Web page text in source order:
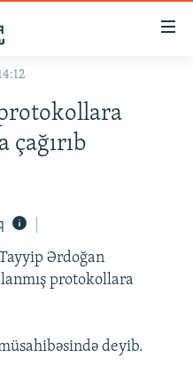
çağırıb
Ərdoğan
protokollara
deyib.